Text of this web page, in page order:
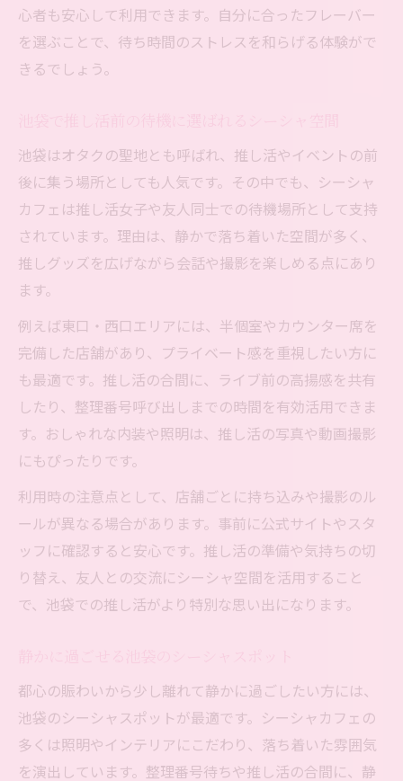
心者も安心して利用できます。自分に合ったフレーバー
を選ぶことで、待ち時間のストレスを和らげる体験がで
きるでしょう。
池袋はオタクの聖地とも呼ばれ、推し活やイベントの前
後に集う場所としても人気です。その中でも、シーシャ
カフェは推し活女子や友人同士での待機場所として支持
されています。理由は、静かで落ち着いた空間が多く、
推しグッズを広げながら会話や撮影を楽しめる点にあり
ます。
例えば東口・西口エリアには、半個室やカウンター席を
完備した店舗があり、プライベート感を重視したい方に
も最適です。推し活の合間に、ライブ前の高揚感を共有
したり、整理番号呼び出しまでの時間を有効活用できま
す。おしゃれな内装や照明は、推し活の写真や動画撮影
にもぴったりです。
利用時の注意点として、店舗ごとに持ち込みや撮影のル
ールが異なる場合があります。事前に公式サイトやスタ
ッフに確認すると安心です。推し活の準備や気持ちの切
り替え、友人との交流にシーシャ空間を活用すること
で、池袋での推し活がより特別な思い出になります。
都心の賑わいから少し離れて静かに過ごしたい方には、
池袋のシーシャスポットが最適です。シーシャカフェの
多くは照明やインテリアにこだわり、落ち着いた雰囲気
を演出しています。整理番号待ちや推し活の合間に、静